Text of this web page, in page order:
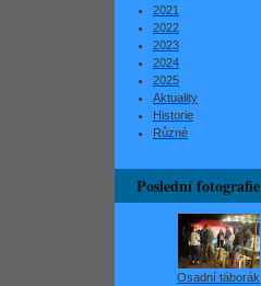
2021
2022
2023
2024
2025
Aktuality
Historie
Různé
Poslední fotografie
Osadní táborák